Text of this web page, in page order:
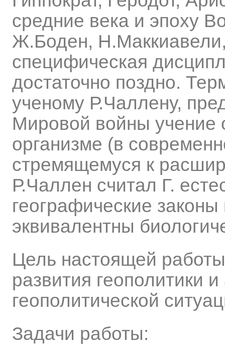
средние века и эпоху
Ж.Боден,
специфическая
достаточно поздно.
ученому Р.Чаллену,
Мировой войны учение
организме (в
стремящемуся к
Р.Чаллен считал Г.
географические
эквивалентны
Цель настоящей
развития геополитики
геополитической
Задачи работы: